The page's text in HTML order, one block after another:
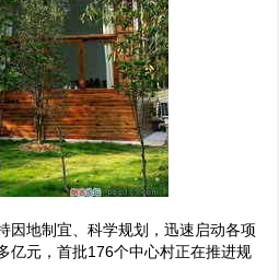
因地制宜、科学规划，迅速启动各项
亿元，首批176个中心村正在推进规